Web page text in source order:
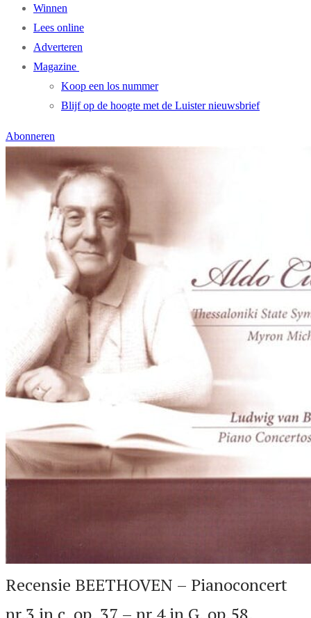
Winnen
Lees online
Adverteren
Magazine
Koop een los nummer
Blijf op de hoogte met de Luister nieuwsbrief
Abonneren
Recensie BEETHOVEN – Pianoconcert